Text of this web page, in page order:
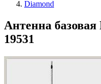
Diamond
Антенна
19531